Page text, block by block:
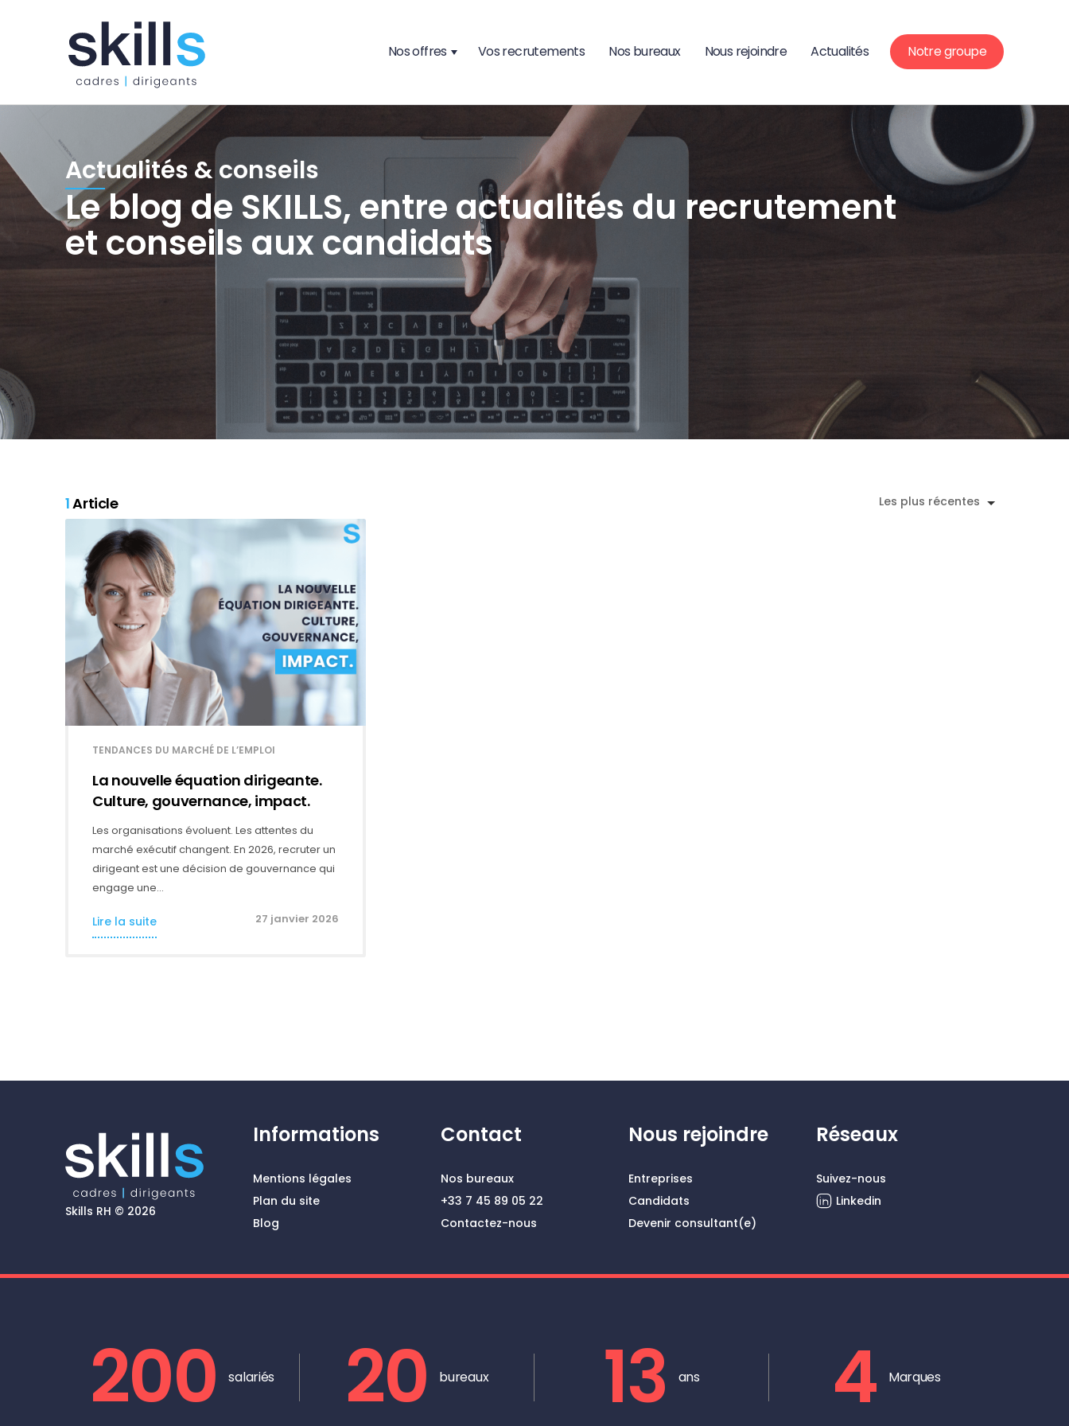
Nos offres Vos recrutements Nos bureaux Nous rejoindre Actualités Notre groupe
Actualités & conseils
Le blog de SKILLS, entre actualités du recrutement
et conseils aux candidats
1Article Les plus récentes
TENDANCES DU MARCHÉ DE L’EMPLOI
La nouvelle équation dirigeante.
Culture, gouvernance, impact.
Les organisations évoluent. Les attentes du
marché exécutif changent. En 2026, recruter un
dirigeant est une décision de gouvernance qui
engage une…
Lire la suite 27 janvier 2026
Skills RH © 2026
Informations
Mentions légales
Plan du site
Blog
Contact
Nos bureaux
+33 7 45 89 05 22
Contactez-nous
Nous rejoindre
Entreprises
Candidats
Devenir consultant(e)
Réseaux
Suivez-nous
Linkedin
200 salariés 20 bureaux 13 ans 4 Marques